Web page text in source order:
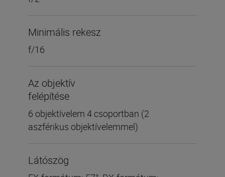
Minimális rekesz
f/16
Az objektív
felépítése
6 objektívelem 4 csoportban (2
aszférikus objektívelemmel)
Látószög